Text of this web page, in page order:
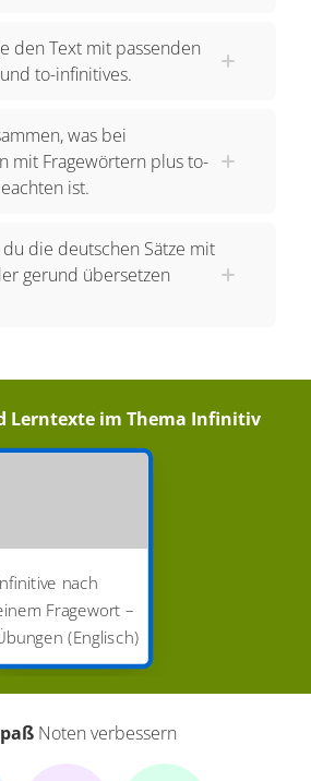
den Text mit passenden
to-infinitives.
was bei
mit Fragewörtern plus to-
ist.
die deutschen Sätze mit
gerund übersetzen
Lerntexte im Thema Infinitiv
nach
Fragewort –
(Englisch)
Noten verbessern